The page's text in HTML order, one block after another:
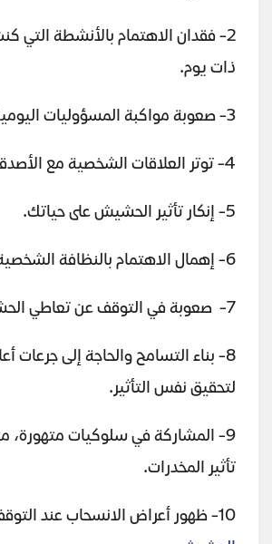
2- فقدان الاهتمام بالأنشطة التي
ذات يوم.
3- صعوبة مواكبة المسؤوليات اليومية.
4- توتر العلاقات الشخصية مع الأصدقاء.
5- إنكار تأثير الحشيش على حياتك.
6- إهمال الاهتمام بالنظافة الشخصية.
7- صعوبة في التوقف عن تعاطي الحشيش.
8- بناء التسامح والحاجة إلى
لتحقيق نفس التأثير.
9- المشاركة في سلوكيات متهورة،
تأثير المخدرات.
10- ظهور أعراض الانسحاب عند التوقف عن تعاطي